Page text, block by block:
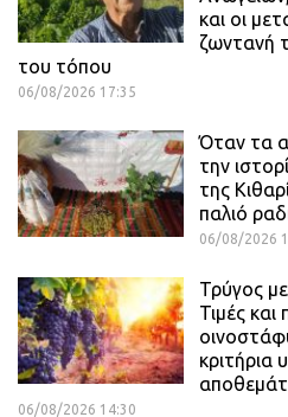
και οι
ζωντανή
του τόπου
06/08/2026 17:35
Όταν τα
την
της
παλιό
06/08/2026
Τρύγος
Τιμές
κριτήρια
06/08/2026 14:30